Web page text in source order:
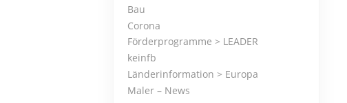
Bau
Corona
Förderprogramme > LEADER
keinfb
Länderinformation > Europa
Maler – News